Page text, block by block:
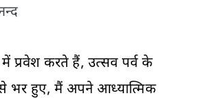
प्रवेश करते हैं, उत्सव पर्व के
भर हुए, मैं अपने आध्यात्मिक